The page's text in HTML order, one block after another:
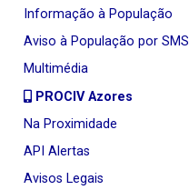
Informação à População
Aviso à População por SMS
Multimédia
PROCIV Azores
Na Proximidade
API Alertas
Avisos Legais